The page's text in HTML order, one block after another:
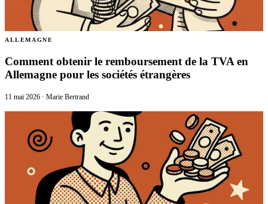
ALLEMAGNE
Comment obtenir le remboursement de la TVA en
Allemagne pour les sociétés étrangères
11 mai 2026 · Marie Bertrand